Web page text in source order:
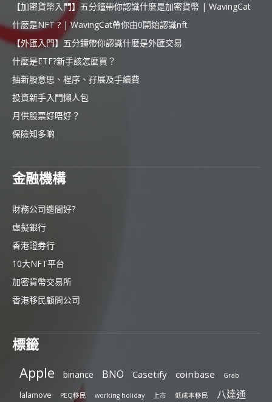
【加密貨幣入門】五分鐘帶你認識什麼是加密貨幣 | WavingCat
什麼是NFT ? | WavingCat帶你由0開始認識nft
【外匯入門】五分鐘帶你認識什麼是外匯交易
什麼是ETF?新手該怎麼買？
抽新股意思、程序、孖展及手續費
投資新手入門懶人包
月供股票好唔好？
保險知多啲
金融機構
財務公司邊間好?
虛擬銀行
香港證券行
10大NFT平台
加密貨幣交易所
香港移民顧問公司
標籤
Apple binance BNO Casetify coinbase Grab
lalamove PEQ移民 working holiday 上市 低成本移民 八達通